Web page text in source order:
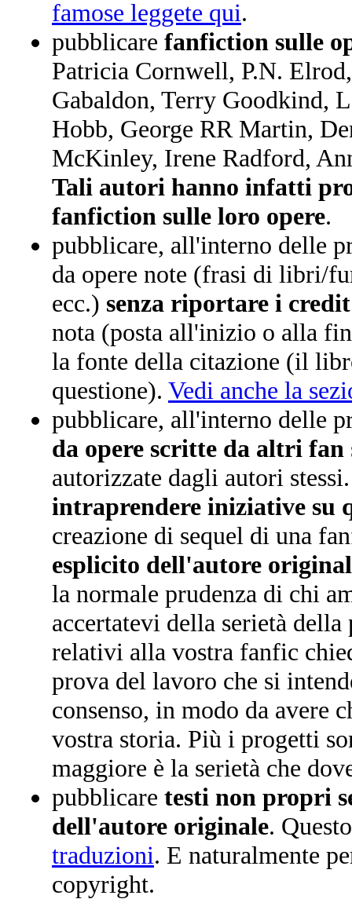
famose leggete qui.
pubblicare fanfiction sulle
Patricia Cornwell, P.N.
Gabaldon, Terry Goodkind,
Hobb, George RR Martin,
McKinley, Irene Radford,
Tali autori hanno infatti
fanfiction sulle loro opere.
pubblicare, all'interno delle
da opere note (frasi di libri/
ecc.) senza riportare i credit
nota (posta all'inizio o alla
la fonte della citazione (il
questione). Vedi anche la
pubblicare, all'interno delle
da opere scritte da altri fan
autorizzate dagli autori
intraprendere iniziative su
creazione di sequel di una
esplicito dell'autore
la normale prudenza di chi
accertatevi della serietà
relativi alla vostra fanfic
prova del lavoro che si
consenso, in modo da avere
vostra storia. Più i progetti
maggiore è la serietà che
pubblicare testi non propri
dell'autore originale.
traduzioni. E naturalmente
copyright.